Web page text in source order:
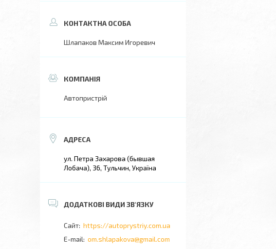
Шлапаков Максим Игоревич
Автопристрій
ул. Петра Захарова (бывшая
Лобача), 36, Тульчин, Україна
https://autoprystriy.com.ua
om.shlapakova@gmail.com